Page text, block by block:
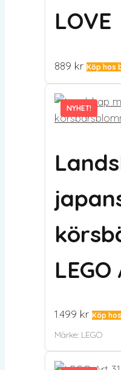
LOVE
889 kr Köp hos
NYHET!
NYHET!
LEGO
1.499 kr Köp
Märke: LEGO